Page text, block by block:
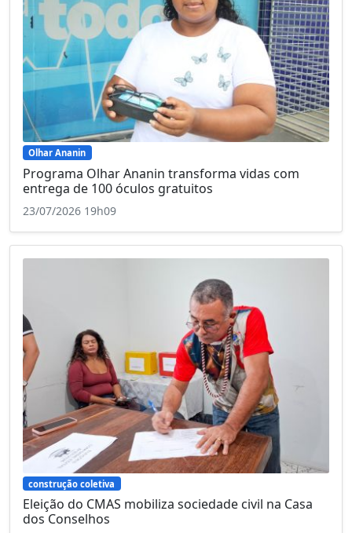
Olhar Ananin
Programa Olhar Ananin transforma vidas com
entrega de 100 óculos gratuitos
23/07/2026 19h09
construção coletiva
Eleição do CMAS mobiliza sociedade civil na Casa
dos Conselhos